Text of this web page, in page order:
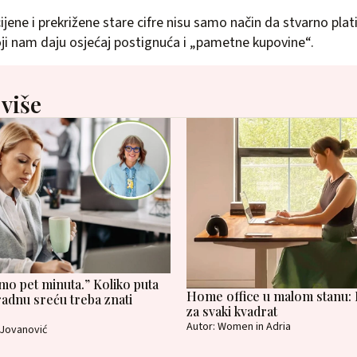
i prekrižene stare cifre nisu samo način da stvarno
nam daju osjećaj postignuća i „pametne kupovine“.
pet minuta.” Koliko puta
sreću treba znati
Home office u malom stanu:
za svaki kvadrat
Autor: Women in Adria